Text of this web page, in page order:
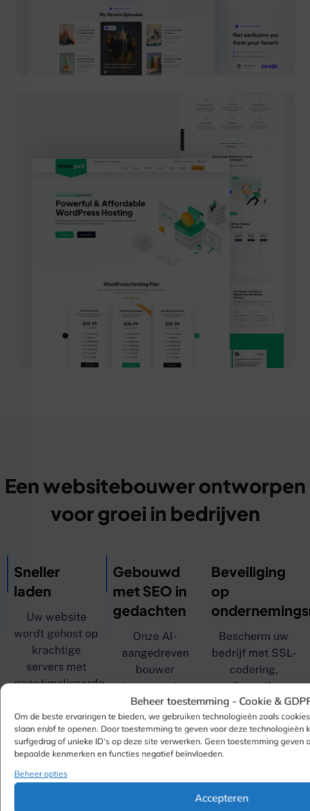
Beheer toestemming - Cookie &
Om de beste ervaringen te bieden, we gebruiken technologieën zoals
slaan en/of te openen. Door toestemming te geven voor deze technologieën
surfgedrag of unieke ID's op deze site verwerken. Geen toestemming geven
bepaalde kenmerken en functies negatief beïnvloeden.
Beheer opties
Accepteren
Een websitebouwer ontworpen
voor groei in bedrijven
Sneller
laden
Uw website
wordt gehost op
krachtige
servers met
geoptimaliseerde
gratis SSL,
waardoor
pagina's
worden geladen
Gebouwd
met SEO in
gedachten
Onze AI-
aangedreven
bouwer
structureert uw
site
automatisch
met behulp van
de beste SEO-
inclusief
geoptimaliseerde
Beveiliging
op
Bescherm uw
bedrijf met SSL-
codering,
firewall-
bescherming,
en
geavanceerde
detectie van
allemaal
inbegrepen bij